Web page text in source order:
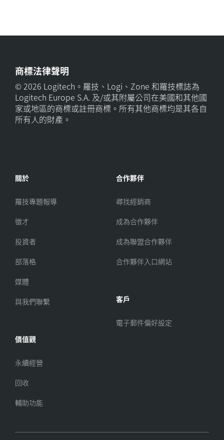
商標法律聲明
© 2026 Logitech。羅技、Logi、Zone 和羅技標誌為
Logitech Europe S.A. 及/或其附屬公司在美國和其他國
家或地區的商標或註冊商標。所有其他商標均是其各自
所有人的財產。
關於
羅技專題報導
徵才
投資者
部落格
媒體
與我們聯繫
價值觀
永續經營
回收
輔助功能
合作夥伴
尋找經銷商
成為合作夥伴
成為聯盟合作夥伴
合作夥伴入口網站
客戶
電子郵件偏好設定